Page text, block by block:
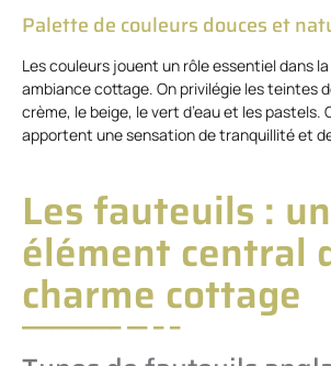
Palette de couleurs douces et
Les couleurs jouent un rôle essentiel dans
ambiance cottage. On privilégie les teintes
crème, le beige, le vert d’eau et les pastels.
apportent une sensation de tranquillité et
Les fauteuils : un
élément central
charme cottage